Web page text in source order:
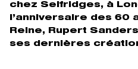
chez Selfridges, à
l’anniversaire des 60
Reine, Rupert
ses dernières